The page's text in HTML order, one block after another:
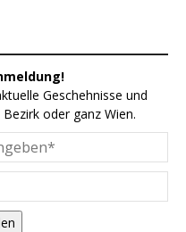
Geschehnisse und
oder ganz Wien.